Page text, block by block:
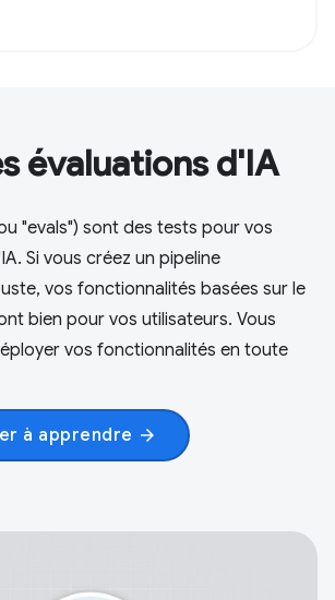
évaluations d'IA
"evals") sont des tests pour vos
Si vous créez un pipeline
vos fonctionnalités basées sur le
bien pour vos utilisateurs. Vous
vos fonctionnalités en toute
à apprendre arrow_forward